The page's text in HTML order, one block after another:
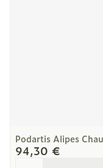
Podartis Alipes
94,30 €